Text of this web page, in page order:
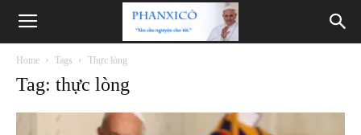
Phanxicô
Home Tags Thực lòng
Tag: thực lòng